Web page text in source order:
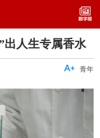
出人生专属香水
青年
